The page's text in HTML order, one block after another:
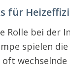
für
Rolle bei der
spielen die
wechselnde